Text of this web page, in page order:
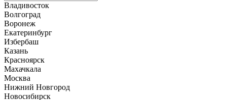
Владивосток
Волгоград
Воронеж
Екатеринбург
Избербаш
Казань
Красноярск
Махачкала
Москва
Нижний Новгород
Новосибирск